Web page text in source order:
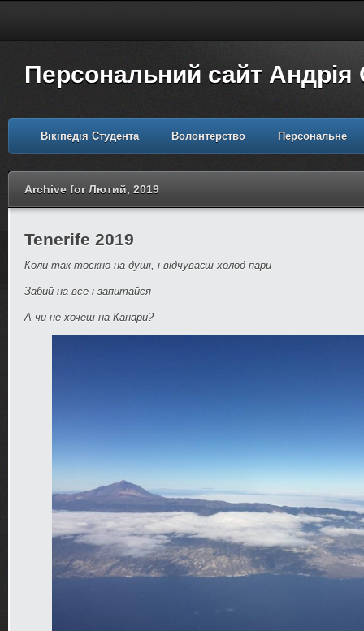
Персональний сайт Андрія
Вікіпедія Студента Волонтерство Персональне
Archive for Лютий, 2019
Tenerife 2019
Коли так тоскно на душі, і відчуваєш холод пари
Забий на все і запитайся
А чи не хочеш на Канари?